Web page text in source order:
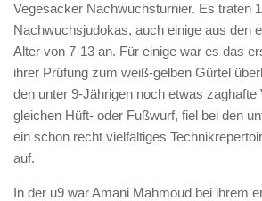
Vegesacker Nachwuchsturnier. Es traten
Nachwuchsjudokas, auch einige aus den
Alter von 7-13 an. Für einige war es das
ihrer Prüfung zum weiß-gelben Gürtel
den unter 9-Jährigen noch etwas zaghafte
gleichen Hüft- oder Fußwurf, fiel bei den
ein schon recht vielfältiges
auf.
In der u9 war Amani Mahmoud bei ihrem